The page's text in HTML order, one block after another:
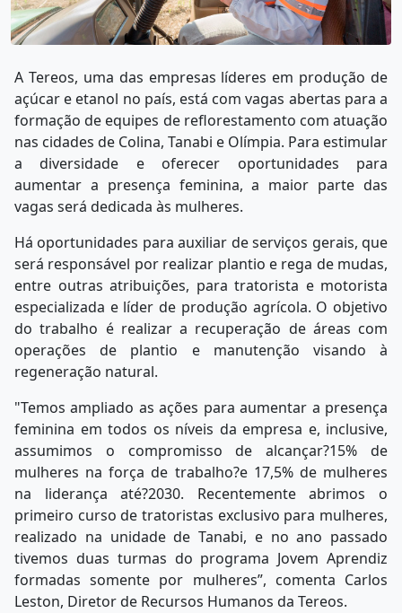
A Tereos, uma das empresas líderes em produção de
açúcar e etanol no país, está com vagas abertas para a
formação de equipes de reflorestamento com atuação
nas cidades de Colina, Tanabi e Olímpia. Para estimular
a diversidade e oferecer oportunidades para
aumentar a presença feminina, a maior parte das
vagas será dedicada às mulheres.
Há oportunidades para auxiliar de serviços gerais, que
será responsável por realizar plantio e rega de mudas,
entre outras atribuições, para tratorista e motorista
especializada e líder de produção agrícola. O objetivo
do trabalho é realizar a recuperação de áreas com
operações de plantio e manutenção visando à
regeneração natural.
"Temos ampliado as ações para aumentar a presença
feminina em todos os níveis da empresa e, inclusive,
assumimos o compromisso de alcançar?15% de
mulheres na força de trabalho?e 17,5% de mulheres
na liderança até?2030. Recentemente abrimos o
primeiro curso de tratoristas exclusivo para mulheres,
realizado na unidade de Tanabi, e no ano passado
tivemos duas turmas do programa Jovem Aprendiz
formadas somente por mulheres”, comenta Carlos
Leston, Diretor de Recursos Humanos da Tereos.